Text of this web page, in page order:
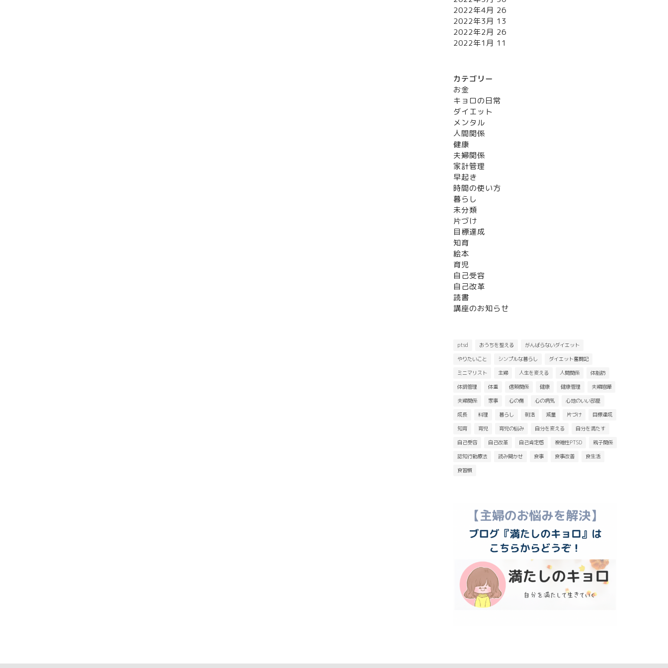
2022年4月 26
2022年3月 13
2022年2月 26
2022年1月 11
カテゴリー
お金
キョロの日常
ダイエット
メンタル
人間関係
健康
夫婦関係
家計管理
早起き
時間の使い方
暮らし
未分類
片づけ
目標達成
知育
絵本
育児
自己受容
自己改革
読書
講座のお知らせ
ptsd おうちを整える
がんばらないダイエット
やりたいこと
シンプルな暮らし
ダイエット奮闘記
ミニマリスト
主婦 人生を変える 人間関係
体脂肪
体調管理
体重 信頼関係 健康 健康管理
夫婦喧嘩
夫婦関係
家事 心の傷 心の病気
心地のいい部屋
成長
料理 暮らし 朝活 減量 片づけ
目標達成
知育
育児 育児の悩み 自分を変える
自分を満たす
自己受容
自己改革 自己肯定感 複雑性PTSD
親子関係
認知行動療法
読み聞かせ 食事 食事改善
食生活
食習慣